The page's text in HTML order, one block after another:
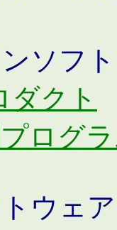
ソフ
ダクト
ログ
ウェア